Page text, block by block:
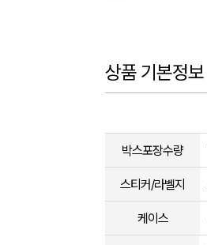
상품 기본정보
박스포장수량
스티커/라벨지
케이스